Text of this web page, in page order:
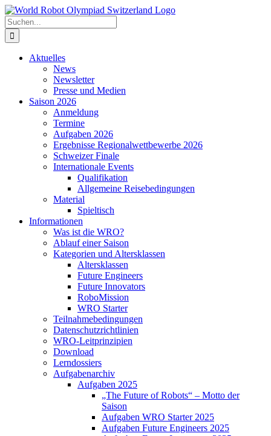
Zum
Inhalt
springen
Suche
nach:
Aktuelles
News
Newsletter
Presse und Medien
Saison 2026
Anmeldung
Termine
Aufgaben 2026
Ergebnisse Regionalwettbewerbe 2026
Schweizer Finale
Internationale Events
Qualifikation
Allgemeine Reisebedingungen
Material
Spieltisch
Informationen
Was ist die WRO?
Ablauf einer Saison
Kategorien und Altersklassen
Altersklassen
Future Engineers
Future Innovators
RoboMission
WRO Starter
Teilnahmebedingungen
Datenschutzrichtlinien
WRO-Leitprinzipien
Download
Lerndossiers
Aufgabenarchiv
Aufgaben 2025
„The Future of Robots“ – Motto der
Saison
Aufgaben WRO Starter 2025
Aufgaben Future Engineers 2025